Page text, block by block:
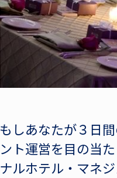
もしあなたが３日
ント運営を目の当
ナルホテル・マネ